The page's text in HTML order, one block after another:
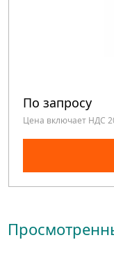
По запросу
Цена включает НДС